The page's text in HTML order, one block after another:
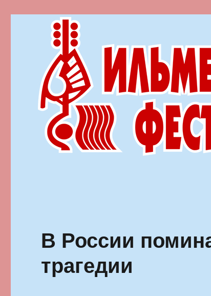
В России
трагедии